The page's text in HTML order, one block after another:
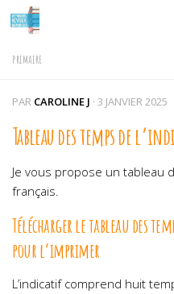
Skip to content
PRIMAIRE
PAR CAROLINE J · 3 JANVIER 2025
Tableau des temps de
Je vous propose un tableau
français.
Télécharger le tableau des
pour l’imprimer
L’indicatif comprend huit